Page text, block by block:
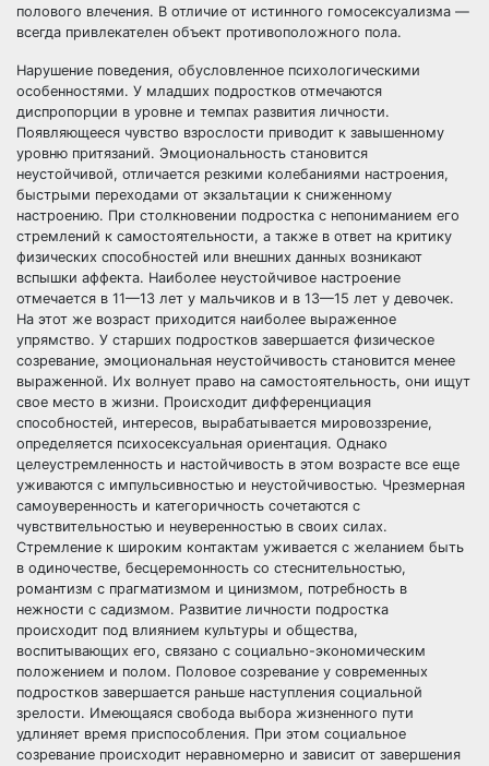
полового влечения. В отличие от истинного гомосексуализма —
всегда привлекателен объект противоположного пола.
Нарушение поведения, обусловленное психологическими
особенностями. У младших подростков отмечаются
диспропорции в уровне и темпах развития личности.
Появляющееся чувство взрослости приводит к завышенному
уровню притязаний. Эмоциональность становится
неустойчивой, отличается резкими колебаниями настроения,
быстрыми переходами от экзальтации к сниженному
настроению. При столкновении подростка с непониманием его
стремлений к самостоятельности, а также в ответ на критику
физических способностей или внешних данных возникают
вспышки аффекта. Наиболее неустойчивое настроение
отмечается в 11—13 лет у мальчиков и в 13—15 лет у девочек.
На этот же возраст приходится наиболее выраженное
упрямство. У старших подростков завершается физическое
созревание, эмоциональная неустойчивость становится менее
выраженной. Их волнует право на самостоятельность, они ищут
свое место в жизни. Происходит дифференциация
способностей, интересов, вырабатывается мировоззрение,
определяется психосексуальная ориентация. Однако
целеустремленность и настойчивость в этом возрасте все еще
уживаются с импульсивностью и неустойчивостью. Чрезмерная
самоуверенность и категоричность сочетаются с
чувствительностью и неуверенностью в своих силах.
Стремление к широким контактам уживается с желанием быть
в одиночестве, бесцеремонность со стеснительностью,
романтизм с прагматизмом и цинизмом, потребность в
нежности с садизмом. Развитие личности подростка
происходит под влиянием культуры и общества,
воспитывающих его, связано с социально-экономическим
положением и полом. Половое созревание у современных
подростков завершается раньше наступления социальной
зрелости. Имеющаяся свобода выбора жизненного пути
удлиняет время приспособления. При этом социальное
созревание происходит неравномерно и зависит от завершения